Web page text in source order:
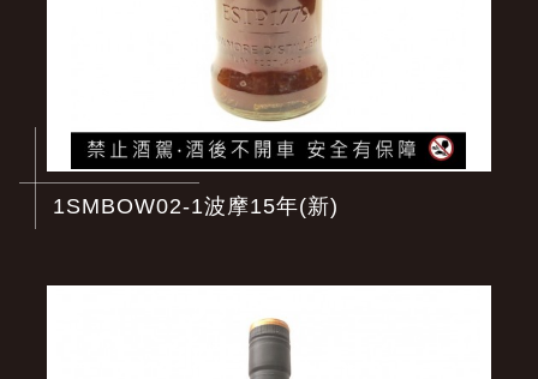
1SMBOW02-1波摩15年(新)